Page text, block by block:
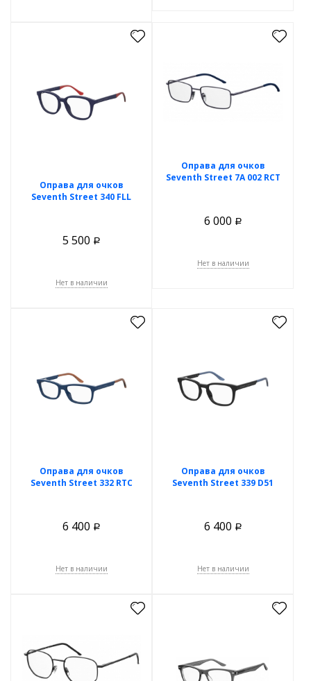
Оправа для очков
Seventh Street 340 FLL
5 500 Р
Нет в наличии
Оправа для очков
Seventh Street 7A 002 RCT
6 000 Р
Нет в наличии
Оправа для очков
Seventh Street 332 RTC
6 400 Р
Нет в наличии
Оправа для очков
Seventh Street 339 D51
6 400 Р
Нет в наличии